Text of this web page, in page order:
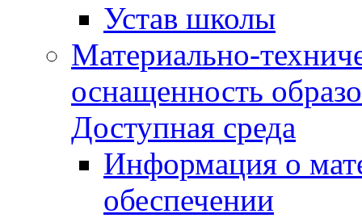
Устав школы
Материально-
оснащенность
Доступная среда
Информация о
обеспечении